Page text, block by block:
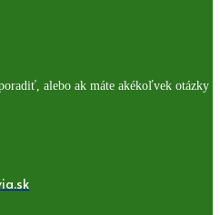
alebo ak máte akékoľvek otázky